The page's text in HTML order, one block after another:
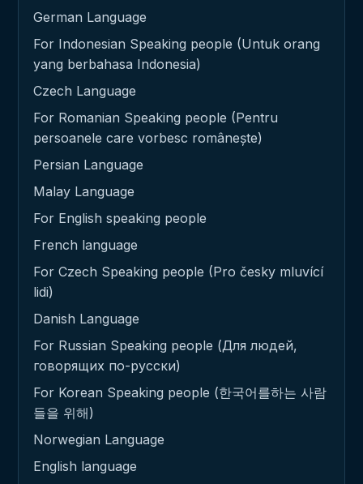
German Language
For Indonesian Speaking people (Untuk orang
yang berbahasa Indonesia)
Czech Language
For Romanian Speaking people (Pentru
persoanele care vorbesc românește)
Persian Language
Malay Language
For English speaking people
French language
For Czech Speaking people (Pro česky mluvící
lidi)
Danish Language
For Russian Speaking people (Для людей,
говорящих по-русски)
For Korean Speaking people (한국어를하는 사람
들을 위해)
Norwegian Language
English language